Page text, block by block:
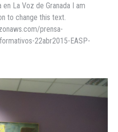
La Voz de Granada I am
to change this text.
prensa-
22abr2015-EASP-